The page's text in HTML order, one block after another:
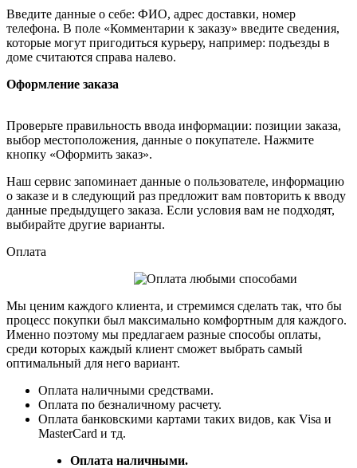
Введите данные о себе: ФИО, адрес доставки, номер
телефона. В поле «Комментарии к заказу» введите сведения,
которые могут пригодиться курьеру, например: подъезды в
доме считаются справа налево.
Оформление заказа
Проверьте правильность ввода информации: позиции заказа,
выбор местоположения, данные о покупателе. Нажмите
кнопку «Оформить заказ».
Наш сервис запоминает данные о пользователе, информацию
о заказе и в следующий раз предложит вам повторить к вводу
данные предыдущего заказа. Если условия вам не подходят,
выбирайте другие варианты.
Оплата
Мы ценим каждого клиента, и стремимся сделать так, что бы
процесс покупки был максимально комфортным для каждого.
Именно поэтому мы предлагаем разные способы оплаты,
среди которых каждый клиент сможет выбрать самый
оптимальный для него вариант.
Оплата наличными средствами.
Оплата по безналичному расчету.
Оплата банковскими картами таких видов, как Visa и
MasterCard и тд.
Оплата наличными.